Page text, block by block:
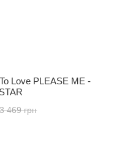
Love PLEASE ME -
3 469 грн